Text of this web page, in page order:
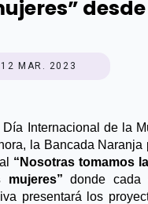
desde
12 MAR. 2023
Internacional de la
la Bancada Naranja
“Nosotras tomamos
donde cada
presentará los